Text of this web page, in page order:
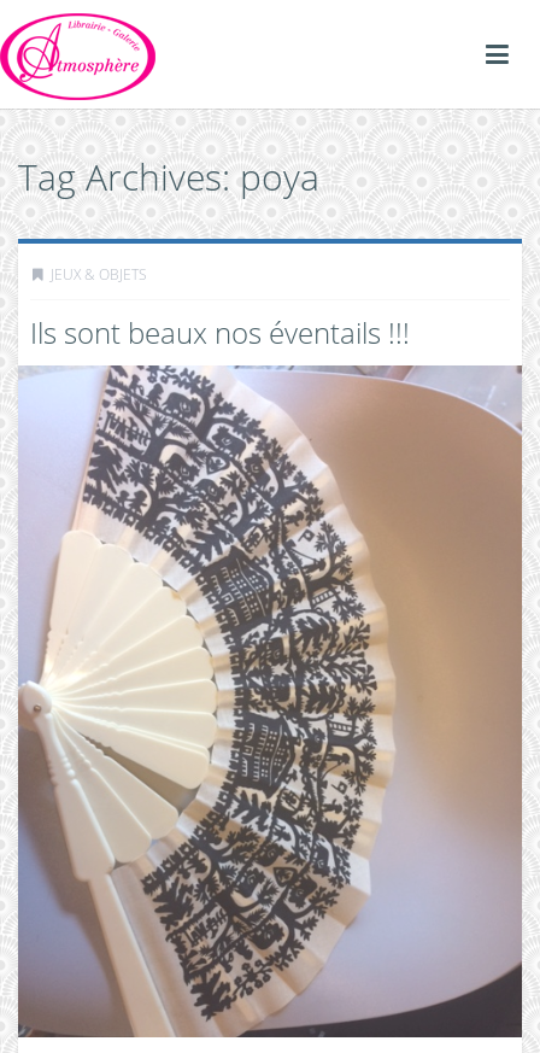
Tag Archives: poya
JEUX & OBJETS
Ils sont beaux nos éventails !!!